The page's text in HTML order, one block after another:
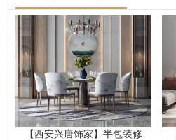
【西安兴唐饰家】半包装修